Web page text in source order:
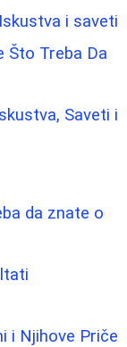
i saveti
Što Treba Da
Saveti i
da znate o
i Njihove Priče